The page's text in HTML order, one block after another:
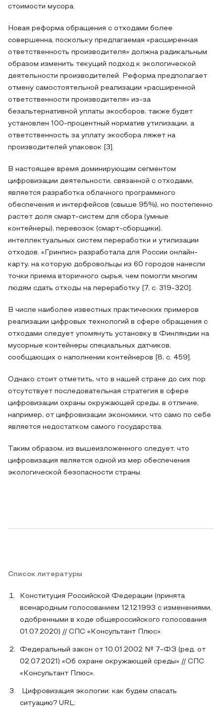
стоимости мусора.
Новая реформа обращения с отходами более
совершенна, поскольку предлагаемая «расширенная
ответственность производителя» должна радикальным
образом изменить текущий подход к экологической
деятельности производителей. Реформа предполагает
отмену самостоятельной реализации «расширенной
ответственности производителя» из-за
безальтернативной уплаты экосборов, также будет
установлен 100-процентный норматив утилизации, а
ответственность за уплату экосбора ляжет на
производителей упаковок [3].
В настоящее время доминирующим сегментом
цифровизации деятельности, связанной с отходами,
является разработка облачного программного
обеспечения и интерфейсов (свыше 95%), но постепенно
растет доля смарт-систем для сбора (умные
контейнеры), перевозок (смарт-сборщики),
интеллектуальных систем переработки и утилизации
отходов. «Гринпис» разработала для России онлайн-
карту, на которую добровольцы из 60 городов нанесли
точки приема вторичного сырья, чем помогли многим
людям сдать отходы на переработку [7, с. 319-320].
В числе наиболее известных практических примеров
реализации цифровых технологий в сфере обращения с
отходами следует упомянуть установку в Финляндии на
мусорные контейнеры специальных датчиков,
сообщающих о наполнении контейнеров [8, с. 459].
Однако стоит отметить, что в нашей стране до сих пор
отсутствует последовательная стратегия в сфере
цифровизации охраны окружающей среды, в отличие,
например, от цифровизации экономики, что само по себе
является недостатком самого государства.
Таким образом, из вышеизложенного следует, что
цифровизация является одной из мер обеспечения
экологической безопасности страны.
Список литературы
Конституция Российской Федерации (принята
всенародным голосованием 12.12.1993 с изменениями,
одобренными в ходе общероссийского голосования
01.07.2020) // СПС «Консультант Плюс».
Федеральный закон от 10.01.2002 № 7-ФЗ (ред. от
02.07.2021) «Об охране окружающей среды» // СПС
«Консультант Плюс».
Цифровизация экологии: как будем спасать
ситуацию? URL: